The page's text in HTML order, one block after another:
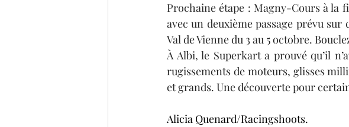
Prochaine étape : Magny-Cours à la
avec un deuxième passage prévu
Val de Vienne du 3 au 5 octobre.
À Albi, le Superkart a prouvé qu’il
rugissements de moteurs, glisses
et grands. Une découverte pour
Alicia Quenard/Racingshoots.